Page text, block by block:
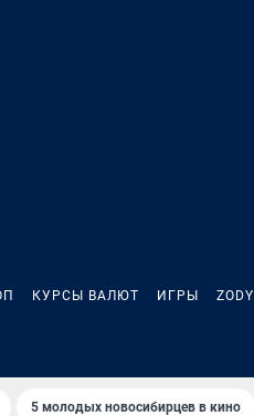
КУРСЫ ВАЛЮТ ИГРЫ ZODY
5 молодых новосибирцев в кино